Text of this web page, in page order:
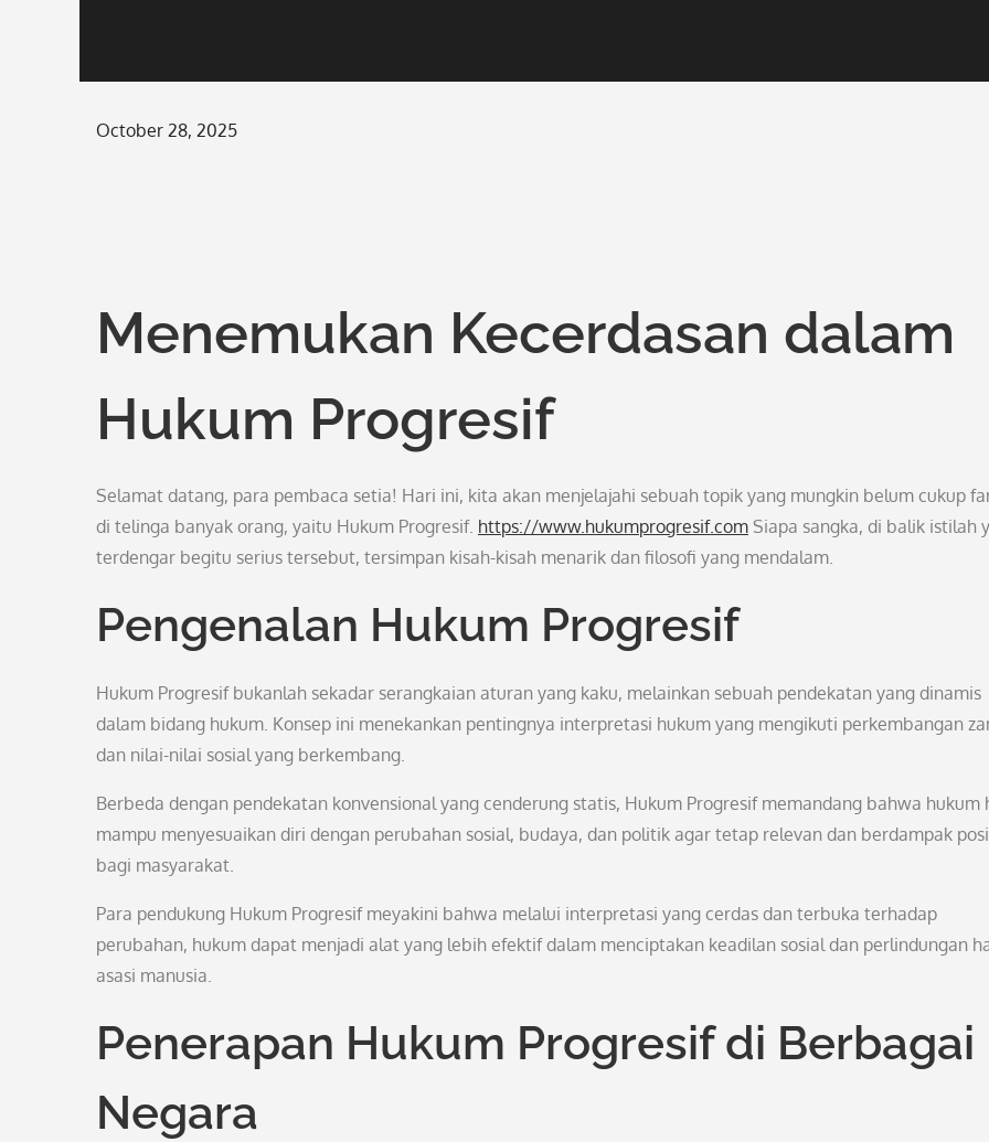
Posted
October 28, 2025
Menemukan Kecerdasan dalam
Hukum Progresif
Selamat datang, para pembaca setia! Hari ini, kita akan menjelajahi sebuah topik yang mungkin belum cukup
di telinga banyak orang, yaitu Hukum Progresif. https://www.hukumprogresif.com Siapa sangka, di balik istilah
terdengar begitu serius tersebut, tersimpan kisah-kisah menarik dan filosofi yang mendalam.
Pengenalan Hukum Progresif
Hukum Progresif bukanlah sekadar serangkaian aturan yang kaku, melainkan sebuah pendekatan yang dinamis
dalam bidang hukum. Konsep ini menekankan pentingnya interpretasi hukum yang mengikuti perkembangan
dan nilai-nilai sosial yang berkembang.
Berbeda dengan pendekatan konvensional yang cenderung statis, Hukum Progresif memandang bahwa hukum
mampu menyesuaikan diri dengan perubahan sosial, budaya, dan politik agar tetap relevan dan berdampak
bagi masyarakat.
Para pendukung Hukum Progresif meyakini bahwa melalui interpretasi yang cerdas dan terbuka terhadap
perubahan, hukum dapat menjadi alat yang lebih efektif dalam menciptakan keadilan sosial dan perlindungan
asasi manusia.
Penerapan Hukum Progresif di Berbagai
Negara